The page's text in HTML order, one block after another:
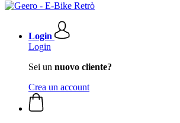
Login
Login
Sei un nuovo cliente?
Crea un account